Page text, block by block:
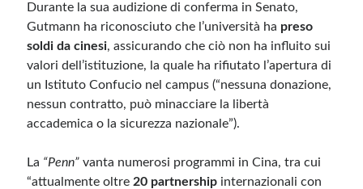
Durante la sua audizione di conferma in Senato,
Gutmann ha riconosciuto che l’università ha preso
soldi da cinesi, assicurando che ciò non ha influito sui
valori dell’istituzione, la quale ha rifiutato l’apertura di
un Istituto Confucio nel campus (“nessuna donazione,
nessun contratto, può minacciare la libertà
accademica o la sicurezza nazionale”).
La “Penn” vanta numerosi programmi in Cina, tra cui
“attualmente oltre 20 partnership internazionali con